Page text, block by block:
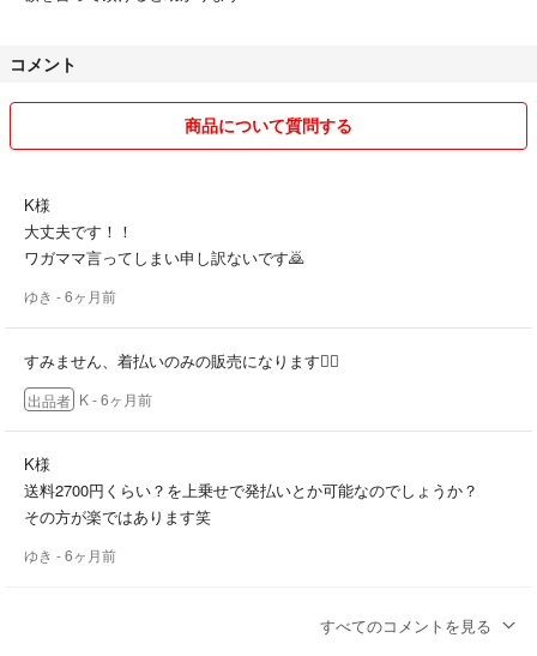
コメント
商品について質問する
K様
大丈夫です！！
ワガママ言ってしまい申し訳ないです🙇
ゆき - 6ヶ月前
すみません、着払いのみの販売になります🙇‍♀️
出品者 K- 6ヶ月前
K様
送料2700円くらい？を上乗せで発払いとか可能なのでしょうか？
その方が楽ではあります笑
ゆき - 6ヶ月前
すべてのコメントを見る